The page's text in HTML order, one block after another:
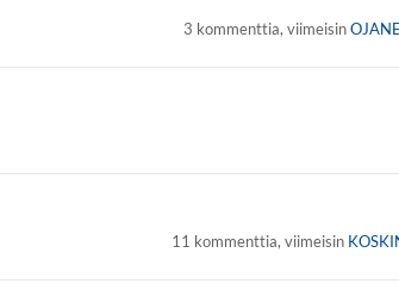
3 kommenttia, viimeisin
11 kommenttia, viimeisin